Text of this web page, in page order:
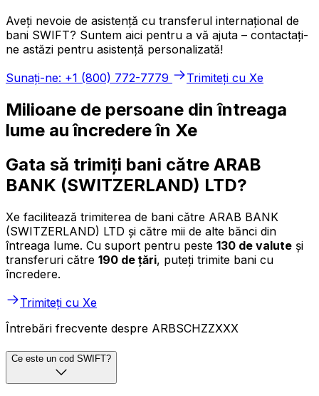
Aveți nevoie de asistență cu transferul internațional de
bani SWIFT? Suntem aici pentru a vă ajuta – contactați-
ne astăzi pentru asistență personalizată!
Sunați-ne: +1 (800) 772-7779
Trimiteți cu Xe
Milioane de persoane din întreaga
lume au încredere în Xe
Gata să trimiți bani către ARAB
BANK (SWITZERLAND) LTD?
Xe facilitează trimiterea de bani către ARAB BANK
(SWITZERLAND) LTD și către mii de alte bănci din
întreaga lume. Cu suport pentru peste 130 de valute și
transferuri către 190 de țări, puteți trimite bani cu
încredere.
Trimiteți cu Xe
Întrebări frecvente despre ARBSCHZZXXX
Ce este un cod SWIFT?